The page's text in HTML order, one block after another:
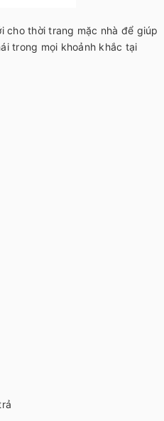
cho thời trang mặc nhà để giúp
trong mọi khoảnh khắc tại